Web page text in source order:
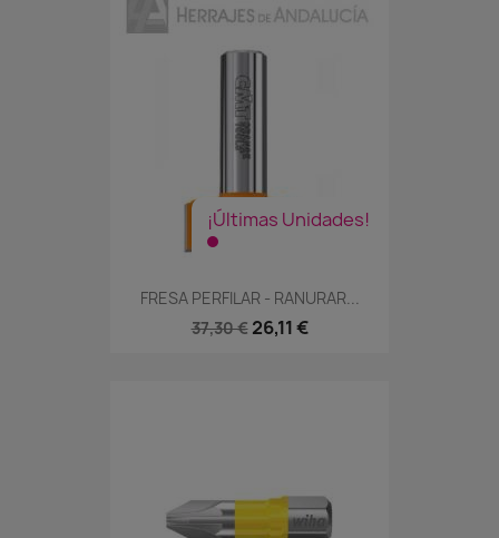
¡Últimas Unidades!
FRESA PERFILAR - RANURAR...
37,30 € 26,11 €